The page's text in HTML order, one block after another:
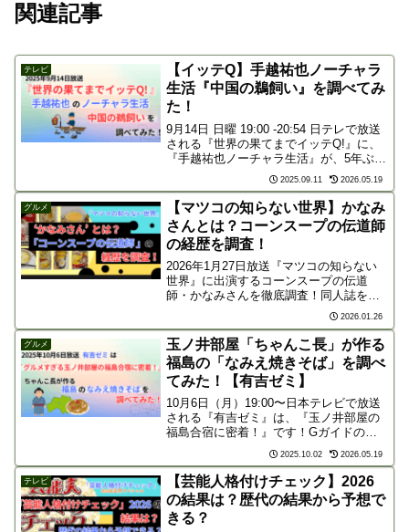
関連記事
テレビ
【イッテQ】手越祐也ノーチャラ
生活『中国の鵜飼い』を調べてみ
た！
9月14日 日曜 19:00 -20:54 日テレで放送
される『世界の果てまでイッテQ!』に、
『手越祐也ノーチャラ生活』が、5年ぶり
に帰ってきます！Gガイドの予告による
と、今回の帰ってきたノーチャラ生活！
は『中国で鵜飼い達人に弟子入り』と
の...
2025.09.11 2026.05.19
グルメ
【マツコの知らない世界】かなみ
さんとは？コーンスープの伝道師
の経歴を調査！
2026年1月27日放送『マツコの知らない
世界』に出演するコーンスープの伝道
師・かなみさんを徹底調査！同人誌を出
すほどの熱狂的な愛を持つ彼女の経歴や
正体とは？番組で紹介される激ウマ市販
品や日本初の専門店、マツコ絶賛のアレ
ンジ術も先取りチェック！
2026.01.26
グルメ
玉ノ井部屋「ちゃんこ長」が作る
福島の「なみえ焼きそば」を調べ
てみた！【有吉ゼミ】
10月6日（月）19:00〜日本テレビで放送
される『有吉ゼミ』は、『玉ノ井部屋の
福島合宿に密着！』です！Gガイドの番
組予告には「元寿司職人ちゃんこ長の絶
品料理を爆食」とありました。このちゃ
んこ長が作る豪快な料理のなかでも、私
が特に気になった...
2025.10.02 2026.05.19
テレビ
【芸能人格付けチェック】2026
の結果は？歴代の結果から予想で
きる？